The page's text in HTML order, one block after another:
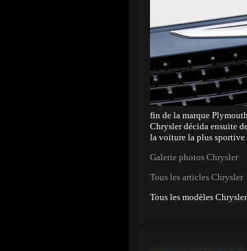
fin de la marque
Chrysler décida ensuite
la voiture la plus sportive
Galerie photos Chrysler
Tous les articles Chrysler
Tous les modèles Chrysler